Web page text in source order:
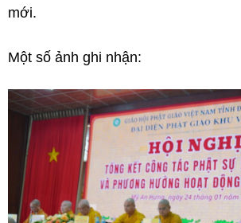
mới.
Một số ảnh ghi nhận: